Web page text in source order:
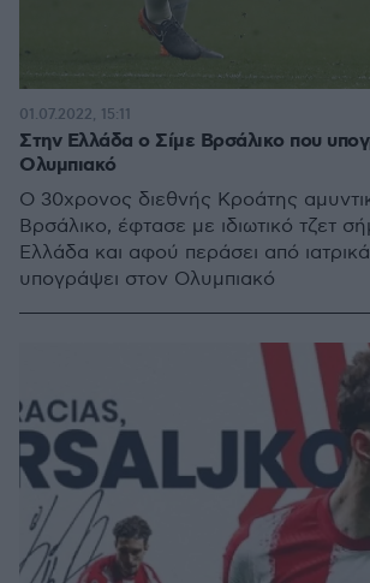
Στην Ελλάδα ο Σίμε Βρσάλικο που
Ολυμπιακό
Ο 30χρονος διεθνής Κροάτης
Βρσάλικο, έφτασε με ιδιωτικό τζετ
Ελλάδα και αφού περάσει από
υπογράψει στον Ολυμπιακό
01.07.2022, 15:11